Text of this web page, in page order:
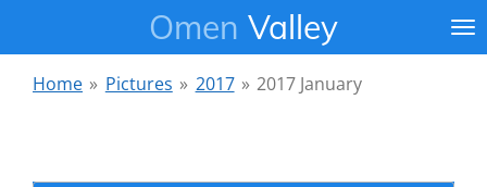
naar
Omen Valley
Home » Pictures » 2017 » 2017 January